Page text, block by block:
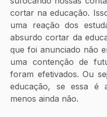
cortar na educação.
uma reação dos
absurdo cortar da
que foi anunciado não
uma contenção de
foram efetivados. Ou
educação, se essa é
menos ainda não.